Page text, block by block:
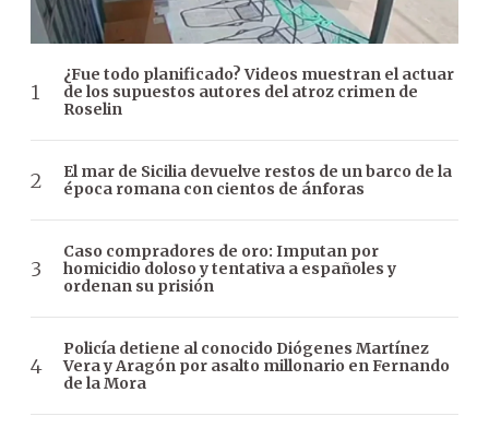
¿Fue todo planificado? Videos muestran el actuar
de los supuestos autores del atroz crimen de
Roselin
El mar de Sicilia devuelve restos de un barco de la
época romana con cientos de ánforas
Caso compradores de oro: Imputan por
homicidio doloso y tentativa a españoles y
ordenan su prisión
Policía detiene al conocido Diógenes Martínez
Vera y Aragón por asalto millonario en Fernando
de la Mora